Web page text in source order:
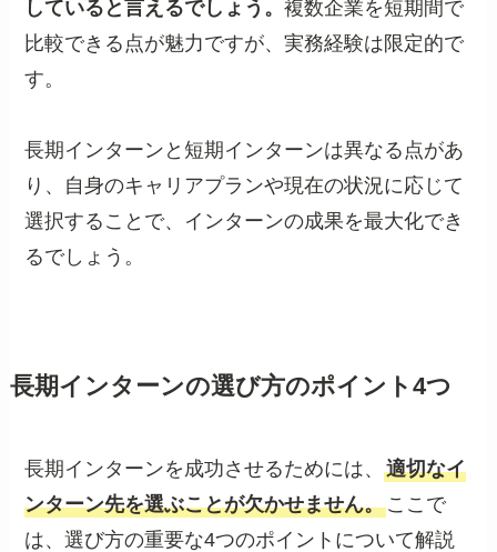
していると言えるでしょう。複数企業を短期間で
比較できる点が魅力ですが、実務経験は限定的で
す。
長期インターンと短期インターンは異なる点があ
り、自身のキャリアプランや現在の状況に応じて
選択することで、インターンの成果を最大化でき
るでしょう。
長期インターンの選び方のポイント4つ
長期インターンを成功させるためには、適切なイ
ンターン先を選ぶことが欠かせません。ここで
は、選び方の重要な4つのポイントについて解説